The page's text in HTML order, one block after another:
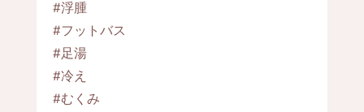
#浮腫
#フットバス
#足湯
#冷え
#むくみ